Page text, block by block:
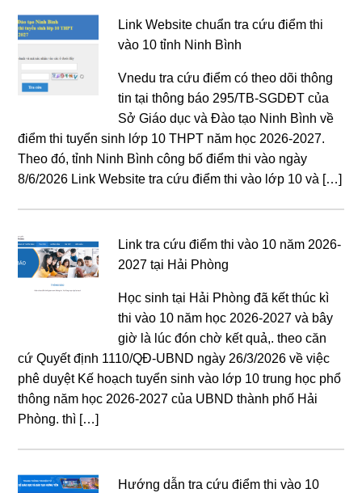
Link Website chuẩn tra cứu điểm thi
vào 10 tỉnh Ninh Bình
Vnedu tra cứu điểm có theo dõi thông
tin tại thông báo 295/TB-SGDĐT của
Sở Giáo dục và Đào tạo Ninh Bình về
điểm thi tuyển sinh lớp 10 THPT năm học 2026-2027.
Theo đó, tỉnh Ninh Bình công bố điểm thi vào ngày
8/6/2026 Link Website tra cứu điểm thi vào lớp 10 và […]
Link tra cứu điểm thi vào 10 năm 2026-
2027 tại Hải Phòng
Học sinh tại Hải Phòng đã kết thúc kì
thi vào 10 năm học 2026-2027 và bây
giờ là lúc đón chờ kết quả,. theo căn
cứ Quyết định 1110/QĐ-UBND ngày 26/3/2026 về việc
phê duyệt Kế hoạch tuyển sinh vào lớp 10 trung học phổ
thông năm học 2026-2027 của UBND thành phố Hải
Phòng. thì […]
Hướng dẫn tra cứu điểm thi vào 10